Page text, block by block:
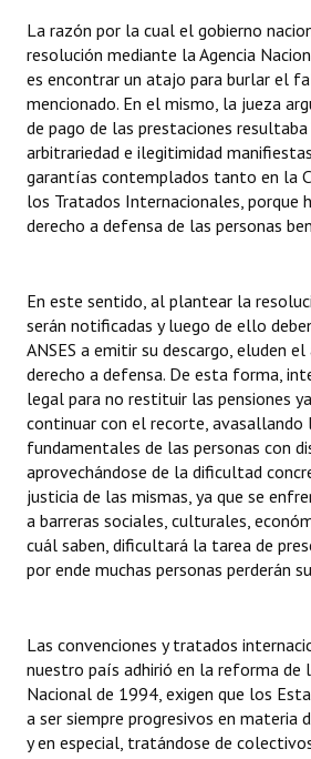
La razón por la cual el gobierno
resolución mediante la Agencia
es encontrar un atajo para burlar el
mencionado. En el mismo, la jueza
de pago de las prestaciones resultaba
arbitrariedad e ilegitimidad
garantías contemplados tanto en la
los Tratados Internacionales, porque
derecho a defensa de las personas
En este sentido, al plantear la
serán notificadas y luego de ello
ANSES a emitir su descargo, eluden
derecho a defensa. De esta forma,
legal para no restituir las pensiones
continuar con el recorte, avasallando
fundamentales de las personas con
aprovechándose de la dificultad
justicia de las mismas, ya que se
a barreras sociales, culturales,
cuál saben, dificultará la tarea de
por ende muchas personas perderán
Las convenciones y tratados
nuestro país adhirió en la reforma de
Nacional de 1994, exigen que los
a ser siempre progresivos en materia
y en especial, tratándose de